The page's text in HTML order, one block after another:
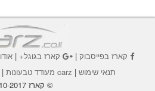
קארז בפייסבוק| קארז בגוגל+|
תנאי שימוש | carz מעודד טבעונות |
© קארז 2010-2017